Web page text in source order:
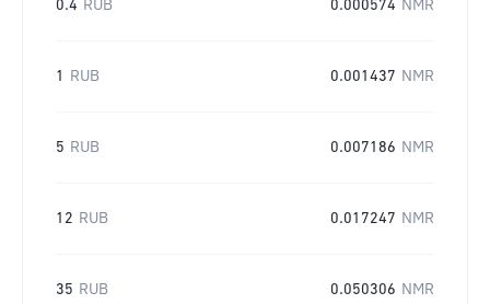
0.4 RUB 0.000574 NMR
1 RUB 0.001437 NMR
5 RUB 0.007186 NMR
12 RUB 0.017247 NMR
35 RUB 0.050306 NMR